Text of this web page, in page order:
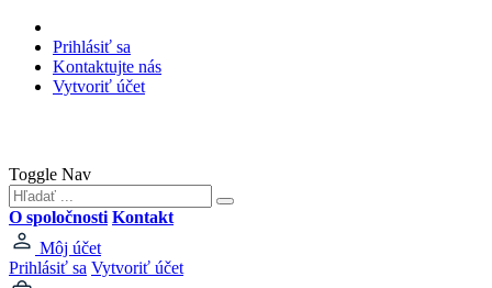
Prihlásiť sa
Kontaktujte nás
Vytvoriť účet
Toggle Nav
O spoločnosti Kontakt
Môj účet
Prihlásiť sa Vytvoriť účet